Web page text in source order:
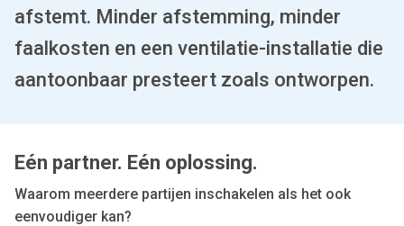
afstemt. Minder afstemming, minder
faalkosten en een ventilatie-installatie die
aantoonbaar presteert zoals ontworpen.
Eén partner. Eén oplossing.
Waarom meerdere partijen inschakelen als het ook
eenvoudiger kan?